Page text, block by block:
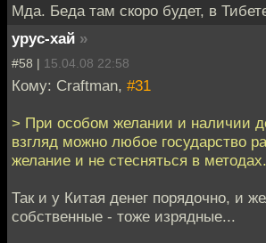
Мда. Беда там скоро будет, в
урус-хай »
#58 | 15.04.08 22:58
Кому: Craftman, #31
> При особом желании и наличии
взгляд можно любое государство
желание и не стесняться в методах.
Так и у Китая денег порядочно, и
собственные - тоже изрядные...